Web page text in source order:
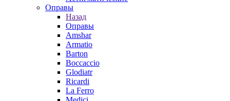
Оправы
Назад
Оправы
Amshar
Armatio
Barton
Boccaccio
Glodiatr
Ricardi
La Ferro